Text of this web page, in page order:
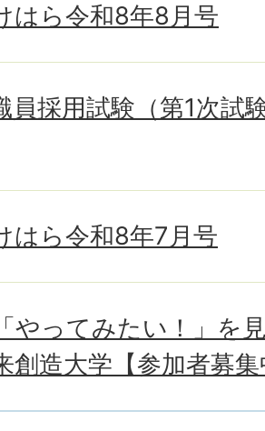
はら令和8年8月号
員採用試験（第1次試
はら令和8年7月号
やってみたい！」を
創造大学【参加者募